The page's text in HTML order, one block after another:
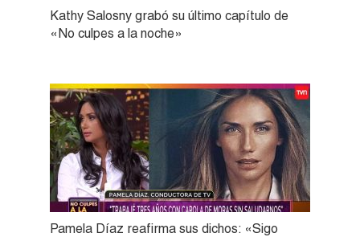
Kathy Salosny grabó su último capítulo de
«No culpes a la noche»
Pamela Díaz reafirma sus dichos: «Sigo